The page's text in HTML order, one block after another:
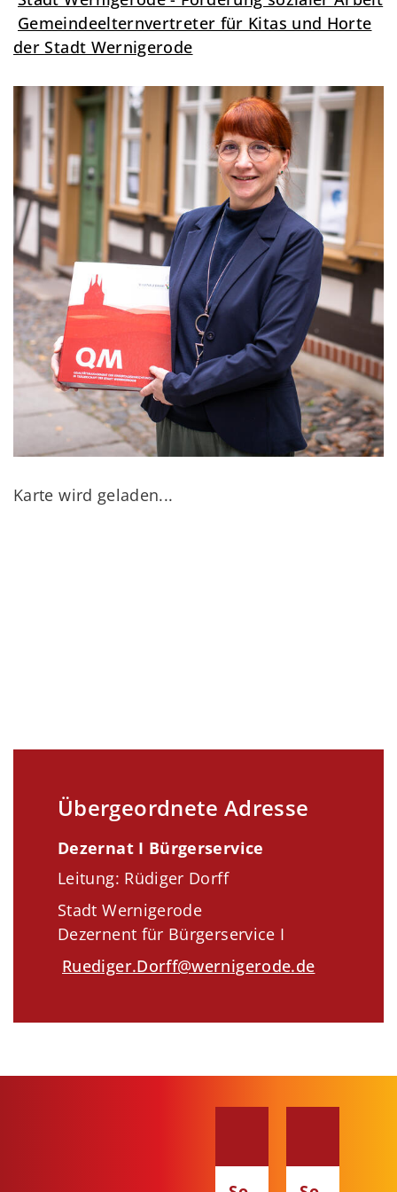
Gemeindeelternvertreter für Kitas und Horte
der Stadt Wernigerode
Karte wird geladen...
Übergeordnete Adresse
Dezernat I Bürgerservice
Leitung: Rüdiger Dorff
Stadt Wernigerode
Dezernent für Bürgerservice I
Ruediger.Dorff@wernigerode.de